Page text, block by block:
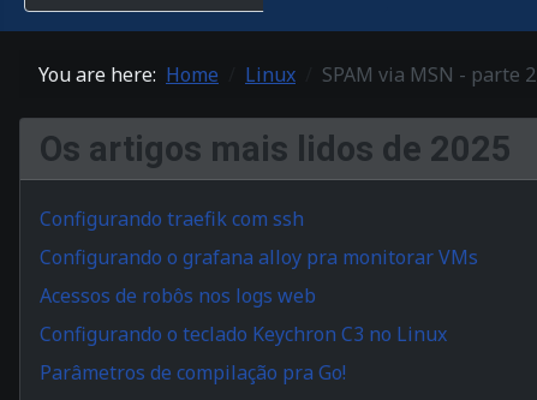
You are here: Home Linux SPAM via MSN - parte 2
Os artigos mais lidos de 2025
Configurando traefik com ssh
Configurando o grafana alloy pra monitorar VMs
Acessos de robôs nos logs web
Configurando o teclado Keychron C3 no Linux
Parâmetros de compilação pra Go!